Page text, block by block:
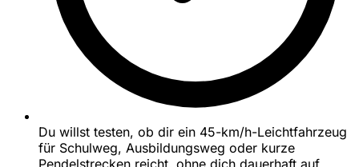
Du willst testen, ob dir ein 45-km/h-Leichtfahrzeug
für Schulweg, Ausbildungsweg oder kurze
Pendelstrecken reicht, ohne dich dauerhaft auf